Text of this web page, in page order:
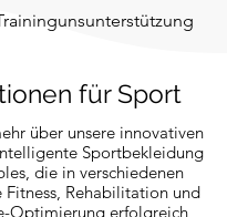
für Sport
über unsere innovativen
Sportbekleidung
die in verschiedenen
Fitness, Rehabilitation und
Optimierung erfolgreich